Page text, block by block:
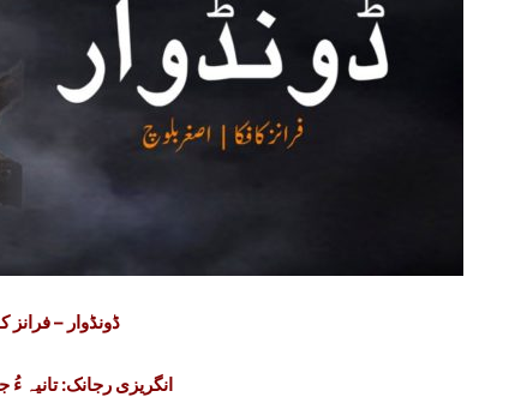
ڈونڈوار – فرانز
انگریزی رجانک: تانیہ